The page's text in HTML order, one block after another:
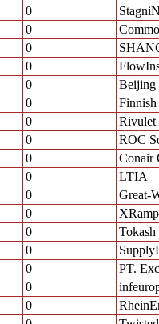
0
0
0
0
0
Beijing
0
Finnish
0
Rivulet
0
ROC
0
Conair
0
LTIA
0
Great-
0
0
0
0
PT.
0
0